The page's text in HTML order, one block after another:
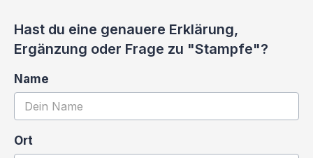
Hast du eine genauere Erklärung,
Ergänzung oder Frage zu "Stampfe"?
Name
Ort